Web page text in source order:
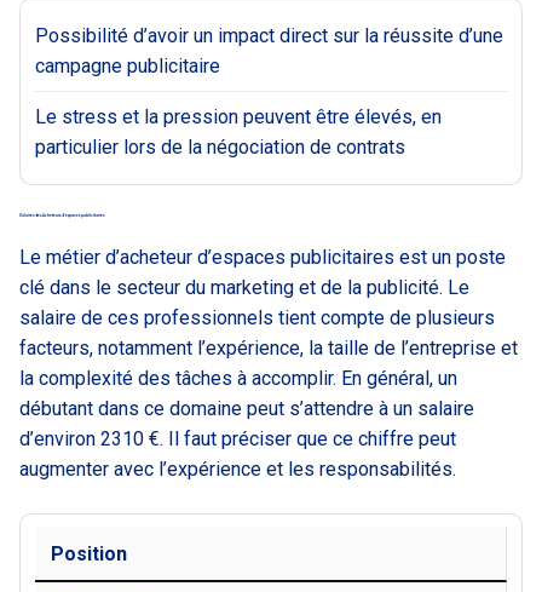
Possibilité d’avoir un impact direct sur la réussite d’une
campagne publicitaire
Le stress et la pression peuvent être élevés, en
particulier lors de la négociation de contrats
Salaires des Acheteurs d’espaces publicitaires
Le métier d’acheteur d’espaces publicitaires est un poste
clé dans le secteur du marketing et de la publicité. Le
salaire de ces professionnels tient compte de plusieurs
facteurs, notamment l’expérience, la taille de l’entreprise et
la complexité des tâches à accomplir. En général, un
débutant dans ce domaine peut s’attendre à un salaire
d’environ 2310 €. Il faut préciser que ce chiffre peut
augmenter avec l’expérience et les responsabilités.
Position